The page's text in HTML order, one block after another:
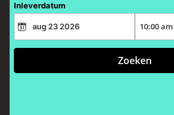
Inleverdatum
Zoeken